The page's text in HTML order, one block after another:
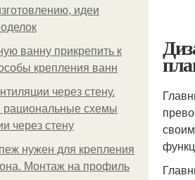
идеи
ванну прикрепить к
крепления ванн
через стену.
рациональные схемы
через стену
нужен для крепления
Монтаж на профиль